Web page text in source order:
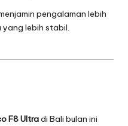
pengalaman lebih
lebih stabil.
F8 Ultradi Bali bulan ini